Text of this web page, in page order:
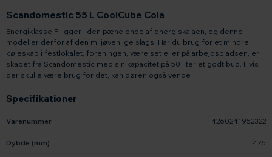
Specifikationer
Varenummer 4260241952322
Dybde (mm) 475
Scandomestic 55 L CoolCube Cola
Energiklasse F ligger i den pæne ende af energiskalaen, og denne
model er derfor af den miljøvenlige slags. Har du brug for et mindre
køleskab i festlokalet, foreningen, værelset eller på arbejdspladsen, er
skabet fra Scandomestic med sin kapacitet på 50 liter et godt bud. Hvis
der skulle være brug for det, kan døren også vende